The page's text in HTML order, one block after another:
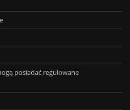
posiadać regulowane